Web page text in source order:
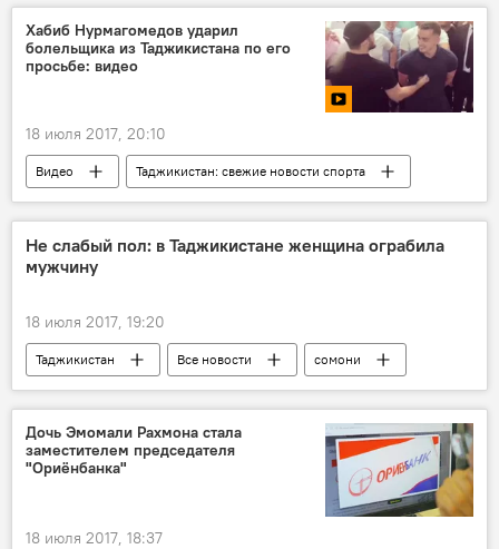
Хабиб Нурмагомедов ударил
болельщика из Таджикистана по его
просьбе: видео
18 июля 2017, 20:10
Видео
Таджикистан: свежие новости спорта
Хабиб Нурмагомедов
фанат
удар
Таджикистан
Спорт
Новости Душанбе
Не слабый пол: в Таджикистане женщина ограбила
мужчину
18 июля 2017, 19:20
Таджикистан Все новости сомони
Дочь Эмомали Рахмона стала
заместителем председателя
"Ориёнбанка"
18 июля 2017, 18:37